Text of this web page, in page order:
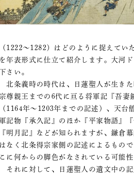
（1222～1282）はどのように捉えて
を年表形式に仕立て紹介します。大河
下さい。
北条義時の時代は、日蓮聖人が生き
尊親王までの6代に亘る将軍記『吾妻
（1164年～1203年までの記述）、天台
記物『承久記』のほか『平家物語』
『明月記』などが知られますが、鎌倉
はなく北条得宗家側の記述によるもの
こに何からの脚色がなされている可能性
それに対して、日蓮聖人の遺文中の